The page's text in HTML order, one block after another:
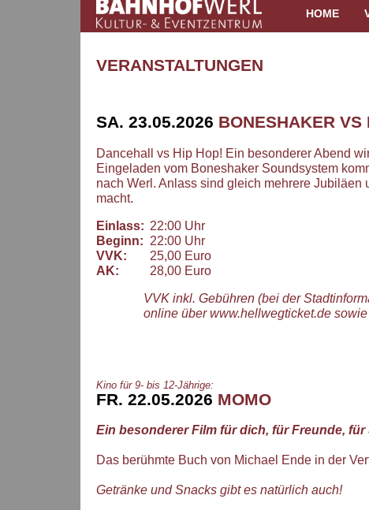
HOME
VERANSTALTUNGEN
SA. 23.05.2026 BONESHAKER VS
Dancehall vs Hip Hop! Ein besonderer Abend
Eingeladen vom Boneshaker Soundsystem
nach Werl. Anlass sind gleich mehrere
macht.
Einlass: 22:00 Uhr
Beginn: 22:00 Uhr
VVK:
25,00 Euro
AK:
28,00 Euro
VVK inkl. Gebühren (bei der
online über www.hellwegticket.de
Kino für 9- bis 12-Jährige:
FR. 22.05.2026 MOMO
Ein besonderer Film für dich, für Freunde, für
Das berühmte Buch von Michael Ende in der
Getränke und Snacks gibt es natürlich auch!